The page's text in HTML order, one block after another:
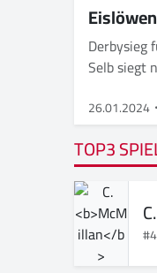
Derbysieg
Selb siegt
26.01.2024
TOP3
C.